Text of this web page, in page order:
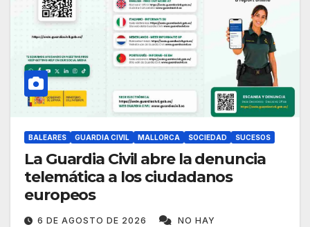
BALEARES GUARDIA CIVIL MALLORCA SOCIEDAD SUCESOS
La Guardia Civil abre la denuncia
telemática a los ciudadanos
europeos
6 DE AGOSTO DE 2026
NO HAY